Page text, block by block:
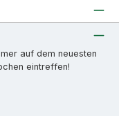
auf dem neuesten
eintreffen!